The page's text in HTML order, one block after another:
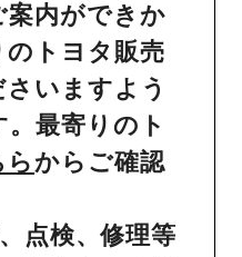
案内ができか
トヨタ販売
いますよう
最寄りのト
ら からご確認
点検、修理等